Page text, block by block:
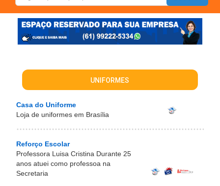
UNIFORMES
Casa do Uniforme
Loja de uniformes em Brasília
Reforço Escolar
Professora Luisa Cristina Durante 25
anos atuei como professoa na
Secretaria